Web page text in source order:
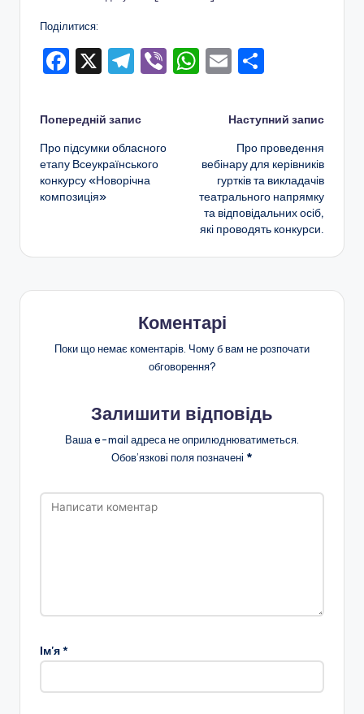
о
т
и
н
о
г
о
и
х
в
я
а
кі
л
Поділитися:
F
c
e
b
o
X
T
e
gr
a
m
Vi W
A
p
p
E
ai
l
ді
л
и
т
и
с
Навігація
по
запису
Попередній запис
Про підсумки обласного
етапу Всеукраїнського
конкурсу «Новорічна
композиція»
Наступний запис
Про проведення
вебінару для керівників
гуртків та викладачів
театрального напрямку
та відповідальних осіб,
які проводять конкурси.
Коментарі
Поки що немає коментарів. Чому б вам не розпочати
обговорення?
Залишити відповідь
Ваша e-mail адреса не оприлюднюватиметься.
Обов’язкові поля позначені *
Ім'я*